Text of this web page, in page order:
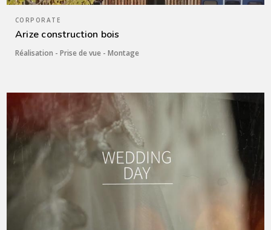
CORPORATE
Arize construction bois
Réalisation - Prise de vue - Montage